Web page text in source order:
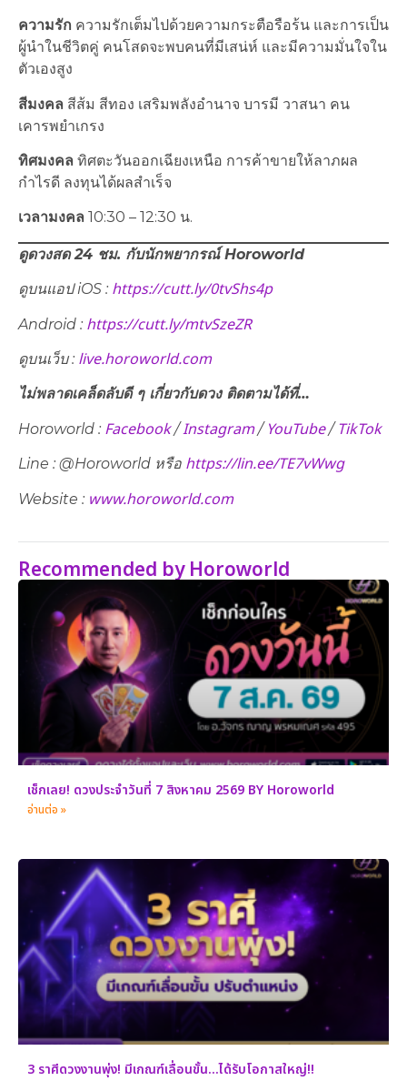
ความรัก ความรักเต็มไปด้วยความกระตือรือร้น และการเป็น
ผู้นำในชีวิตคู่ คนโสดจะพบคนที่มีเสน่ห์ และมีความมั่นใจใน
ตัวเองสูง
สีมงคล สีส้ม สีทอง เสริมพลังอำนาจ บารมี วาสนา คน
เคารพยำเกรง
ทิศมงคล ทิศตะวันออกเฉียงเหนือ การค้าขายให้ลาภผล
กำไรดี ลงทุนได้ผลสำเร็จ
เวลามงคล 10:30 – 12:30 น.
ดูดวงสด 24 ชม. กับนักพยากรณ์Horoworld
ดูบนแอปiOS : https://cutt.ly/0tvShs4p
Android : https://cutt.ly/mtvSzeZR
ดูบนเว็บ: live.horoworld.com
ไม่พลาดเคล็ดลับดี ๆ เกี่ยวกับดวง ติดตามได้ที่…
Horoworld : Facebook/Instagram/ YouTube/ TikTok
Line : @Horoworld หรือ https://lin.ee/TE7vWwg
Website : www.horoworld.com
Recommended by Horoworld
เช็กเลย! ดวงประจำวันที่ 7 สิงหาคม 2569 BY Horoworld
อ่านต่อ »
3 ราศีดวงงานพุ่ง! มีเกณฑ์เลื่อนขั้น…ได้รับโอกาสใหญ่!!